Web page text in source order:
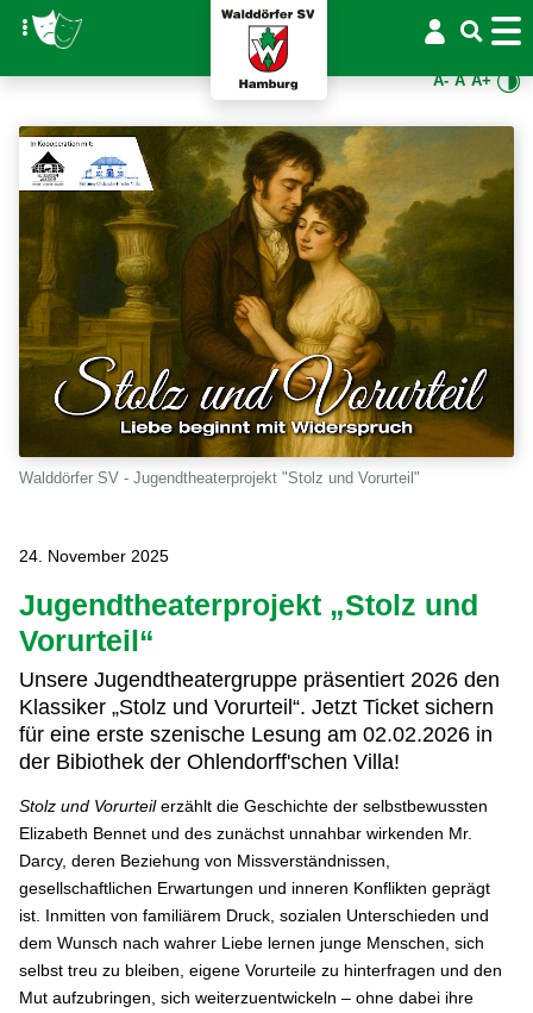
A- A A+
Walddörfer SV - Jugendtheaterprojekt "Stolz und Vorurteil"
24. November 2025
Jugendtheaterprojekt „Stolz und
Vorurteil“
Unsere Jugendtheatergruppe präsentiert 2026 den
Klassiker „Stolz und Vorurteil“. Jetzt Ticket sichern
für eine erste szenische Lesung am 02.02.2026 in
der Bibiothek der Ohlendorff'schen Villa!
Stolz und Vorurteilerzählt die Geschichte der selbstbewussten
Elizabeth Bennet und des zunächst unnahbar wirkenden Mr.
Darcy, deren Beziehung von Missverständnissen,
gesellschaftlichen Erwartungen und inneren Konflikten geprägt
ist. Inmitten von familiärem Druck, sozialen Unterschieden und
dem Wunsch nach wahrer Liebe lernen junge Menschen, sich
selbst treu zu bleiben, eigene Vorurteile zu hinterfragen und den
Mut aufzubringen, sich weiterzuentwickeln – ohne dabei ihre